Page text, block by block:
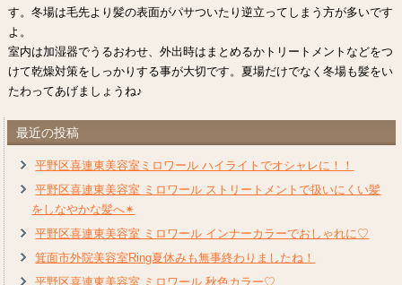
す。冬場は毛先より髪の表面がパサついたり逆立ってしまう方が多いです
よ。
室内は加湿器でうるおわせ、外出時はまとめるかトリートメントなどをつ
けて乾燥対策をしっかりする事が大切です。夏場だけでなく冬場も髪をい
たわってあげましょうね♪
最近の投稿
平野区喜連東美容室ミロワール ハイライトでオシャレに！！
平野区喜連東美容室 ミロワール ストリートメントで扱いにくい髪
をしなやかな髪へ✴︎
平野区喜連東美容室 ミロワール インナーカラーでおしゃれに♡
箕面市外院美容室Ring夏休みも無事終わりましたね！
平野区喜連東美容室 ミロワール 秋色カラー♡